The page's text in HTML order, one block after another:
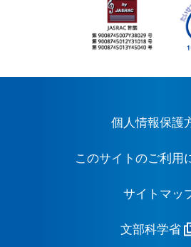
個人情報保護
このサイトのご利用
サイトマッ
文部科学省